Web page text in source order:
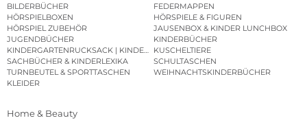
BILDERBÜCHER
FEDERMAPPEN
HÖRSPIELBOXEN
HÖRSPIELE & FIGUREN
HÖRSPIEL ZUBEHÖR
JAUSENBOX & KINDER LUNCHBOX
JUGENDBÜCHER
KINDERBÜCHER
KINDERGARTENRUCKSACK | KINDERGARTENBEUTEL
KUSCHELTIERE
SACHBÜCHER & KINDERLEXIKA
SCHULTASCHEN
TURNBEUTEL & SPORTTASCHEN
WEIHNACHTSKINDERBÜCHER
KLEIDER
Home & Beauty